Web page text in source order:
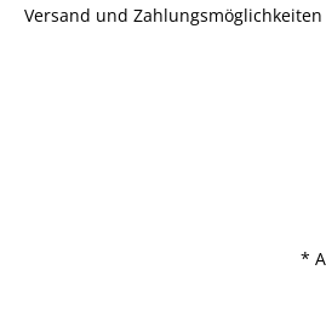
Versand und Zahlungsmöglichkeiten
*